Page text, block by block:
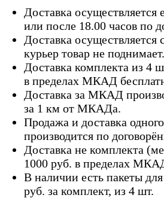
Доставка осуществляется
или после 18.00 часов по
Доставка осуществляется
курьер товар не поднимает.
Доставка комплекта из 4
в пределах МКАД
Доставка за МКАД
за 1 км от МКАДа.
Продажа и доставка
производится по
Доставка не комплекта
1000 руб. в пределах
В наличии есть пакеты
руб. за комплект, из 4 шт.